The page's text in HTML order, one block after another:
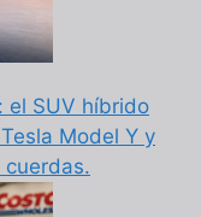
el SUV híbrido
Model Y y
cuerdas.